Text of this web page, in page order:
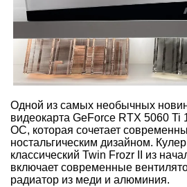
Одной из самых необычных
видеокарта GeForce RTX 5060 Ti
OC, которая сочетает
ностальгическим дизайном.
классический Twin Frozr II из
включает современные
радиатор из меди и алюминия.